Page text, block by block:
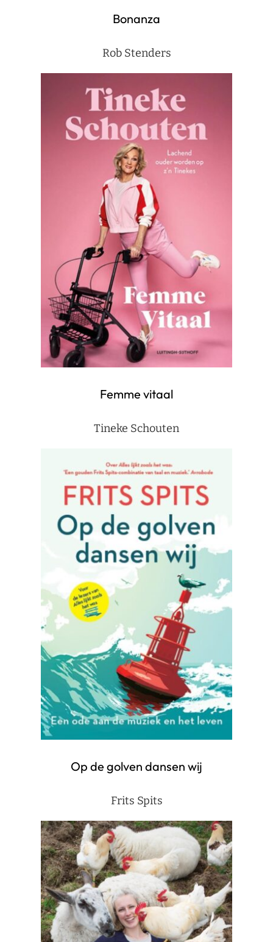
Bonanza
Rob Stenders
Femme vitaal
Tineke Schouten
Op de golven dansen wij
Frits Spits